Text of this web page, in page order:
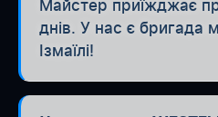
Майстер приїжджає
днів. У нас є бригада
Ізмаїлі!